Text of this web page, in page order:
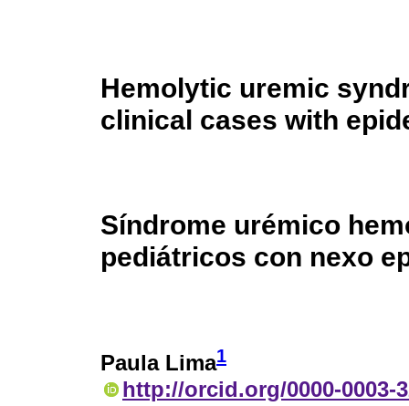
Hemolytic uremic
clinical cases with
Síndrome urémico
pediátricos con nexo
Paula Lima1
http://orcid.org/0000-0003-